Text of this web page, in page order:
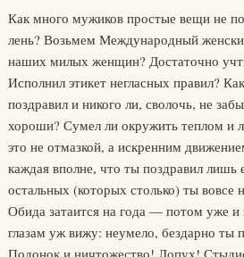
Как много мужиков простые вещи не
лень? Возьмем Международный
наших милых женщин? Достаточно
Исполнил этикет негласных правил?
поздравил и никого ли, сволочь, не
хороши? Сумел ли окружить теплом и
это не отмазкой, а искренним
каждая вполне, что ты поздравил
остальных (которых столько) ты вовсе
Обида затаится на года — потом уже и
глазам уж вижу: неумело, бездарно ты
Подонок и ничтожество! Лопух!